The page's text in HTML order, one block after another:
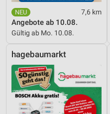
7,6 km
Angebote ab 10.08.
Gültig ab Mo. 10.08.
hagebaumarkt